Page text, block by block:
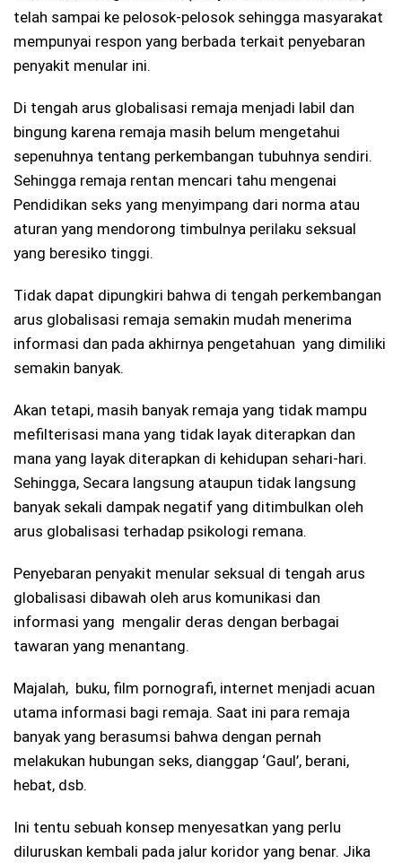
telah sampai ke pelosok-pelosok sehingga masyarakat
mempunyai respon yang berbada terkait penyebaran
penyakit menular ini.
Di tengah arus globalisasi remaja menjadi labil dan
bingung karena remaja masih belum mengetahui
sepenuhnya tentang perkembangan tubuhnya sendiri.
Sehingga remaja rentan mencari tahu mengenai
Pendidikan seks yang menyimpang dari norma atau
aturan yang mendorong timbulnya perilaku seksual
yang beresiko tinggi.
Tidak dapat dipungkiri bahwa di tengah perkembangan
arus globalisasi remaja semakin mudah menerima
informasi dan pada akhirnya pengetahuan yang dimiliki
semakin banyak.
Akan tetapi, masih banyak remaja yang tidak mampu
mefilterisasi mana yang tidak layak diterapkan dan
mana yang layak diterapkan di kehidupan sehari-hari.
Sehingga, Secara langsung ataupun tidak langsung
banyak sekali dampak negatif yang ditimbulkan oleh
arus globalisasi terhadap psikologi remana.
Penyebaran penyakit menular seksual di tengah arus
globalisasi dibawah oleh arus komunikasi dan
informasi yang mengalir deras dengan berbagai
tawaran yang menantang.
Majalah, buku, film pornografi, internet menjadi acuan
utama informasi bagi remaja. Saat ini para remaja
banyak yang berasumsi bahwa dengan pernah
melakukan hubungan seks, dianggap ‘Gaul’, berani,
hebat, dsb.
Ini tentu sebuah konsep menyesatkan yang perlu
diluruskan kembali pada jalur koridor yang benar. Jika